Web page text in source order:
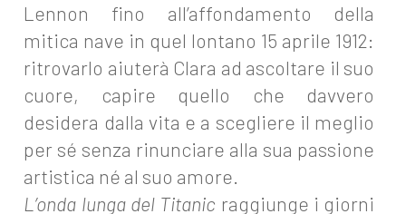
Lennon fino all’affondamento della
mitica nave in quel lontano 15 aprile 1912:
ritrovarlo aiuterà Clara ad ascoltare il suo
cuore, capire quello che davvero
desidera dalla vita e a scegliere il meglio
per sé senza rinunciare alla sua passione
artistica né al suo amore.
L’onda lunga del Titanic raggiunge i giorni